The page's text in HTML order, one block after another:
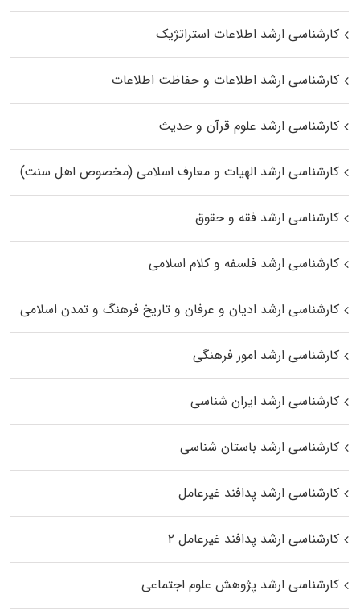
کارشناسی ارشد اطلاعات استراتژیک
کارشناسی ارشد اطلاعات و حفاظت اطلاعات
کارشناسی ارشد علوم قرآن و حدیث
کارشناسی ارشد الهیات و معارف اسلامی (مخصوص اهل سنت)
کارشناسی ارشد فقه و حقوق
کارشناسی ارشد فلسفه و کلام اسلامی
کارشناسی ارشد ادیان و عرفان و تاریخ فرهنگ و تمدن اسلامی
کارشناسی ارشد امور فرهنگی
کارشناسی ارشد ایران شناسی
کارشناسی ارشد باستان شناسی
کارشناسی ارشد پدافند غیرعامل
کارشناسی ارشد پدافند غیرعامل ۲
کارشناسی ارشد پژوهش علوم اجتماعی